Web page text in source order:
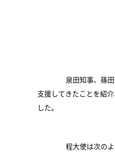
泉田知事、篠田
支援してきたことを紹
した。
程大使は次のよ